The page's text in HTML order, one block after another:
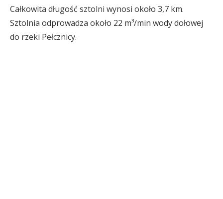
Całkowita długość sztolni wynosi około 3,7 km.
Sztolnia odprowadza około 22 m³/min wody dołowej
do rzeki Pełcznicy.